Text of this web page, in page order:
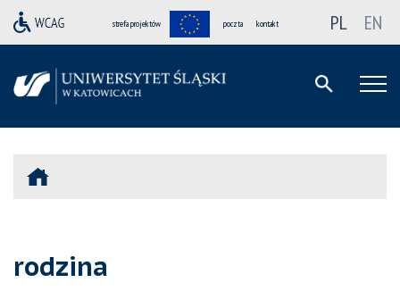
strefa projektów poczta kontakt PL EN
rodzina